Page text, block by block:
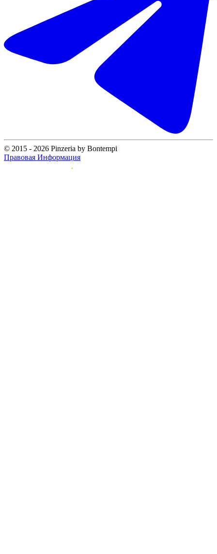
© 2015 - 2026 Pinzeria by Bontempi
Правовая Информация